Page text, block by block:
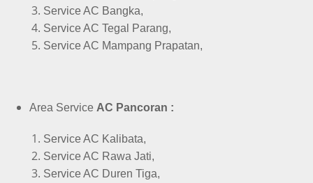
Service AC Bangka,
Service AC Tegal Parang,
Service AC Mampang Prapatan,
Area Service AC Pancoran :
Service AC Kalibata,
Service AC Rawa Jati,
Service AC Duren Tiga,